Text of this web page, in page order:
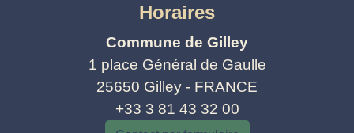
Horaires
Commune de Gilley
1 place Général de Gaulle
25650 Gilley - FRANCE
+33 3 81 43 32 00